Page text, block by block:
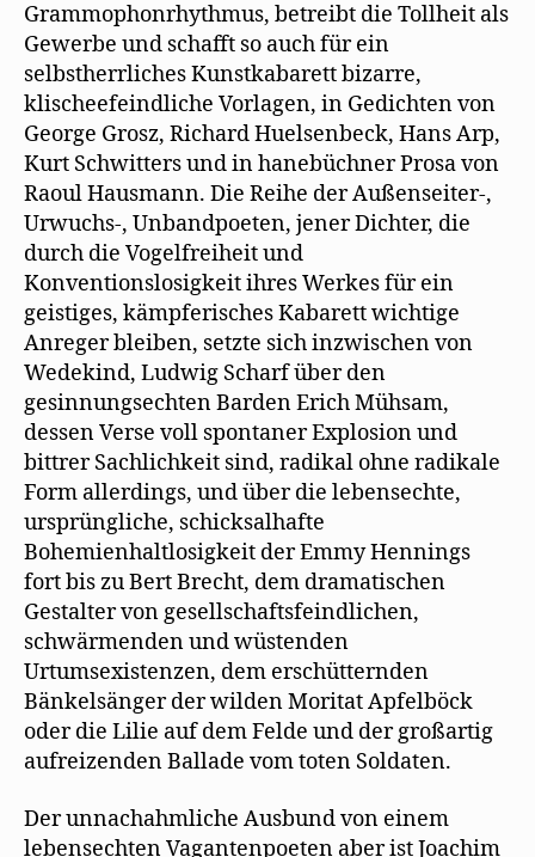
Grammophonrhythmus, betreibt die Tollheit als
Gewerbe und schafft so auch für ein
selbstherrliches Kunstkabarett bizarre,
klischeefeindliche Vorlagen, in Gedichten von
George Grosz, Richard Huelsenbeck, Hans Arp,
Kurt Schwitters und in hanebüchner Prosa von
Raoul Hausmann. Die Reihe der Außenseiter-,
Urwuchs-, Unbandpoeten, jener Dichter, die
durch die Vogelfreiheit und
Konventionslosigkeit ihres Werkes für ein
geistiges, kämpferisches Kabarett wichtige
Anreger bleiben, setzte sich inzwischen von
Wedekind, Ludwig Scharf über den
gesinnungsechten Barden Erich Mühsam,
dessen Verse voll spontaner Explosion und
bittrer Sachlichkeit sind, radikal ohne radikale
Form allerdings, und über die lebensechte,
ursprüngliche, schicksalhafte
Bohemienhaltlosigkeit der Emmy Hennings
fort bis zu Bert Brecht, dem dramatischen
Gestalter von gesellschaftsfeindlichen,
schwärmenden und wüstenden
Urtumsexistenzen, dem erschütternden
Bänkelsänger der wilden Moritat Apfelböck
oder die Lilie auf dem Felde und der großartig
aufreizenden Ballade vom toten Soldaten.
Der unnachahmliche Ausbund von einem
lebensechten Vagantenpoeten aber ist Joachim